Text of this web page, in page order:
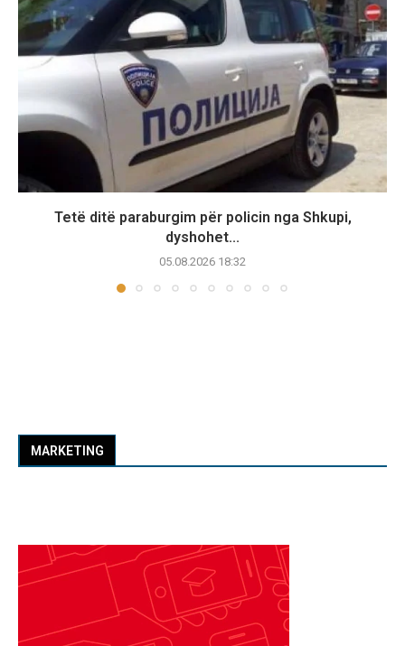
Tetë ditë paraburgim për policin nga Shkupi,
dyshohet...
05.08.2026 18:32
MARKETING